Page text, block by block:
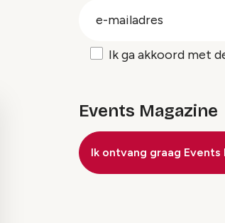
Ik ga akkoord met
Events Magazine
Ik ontvang graag Events